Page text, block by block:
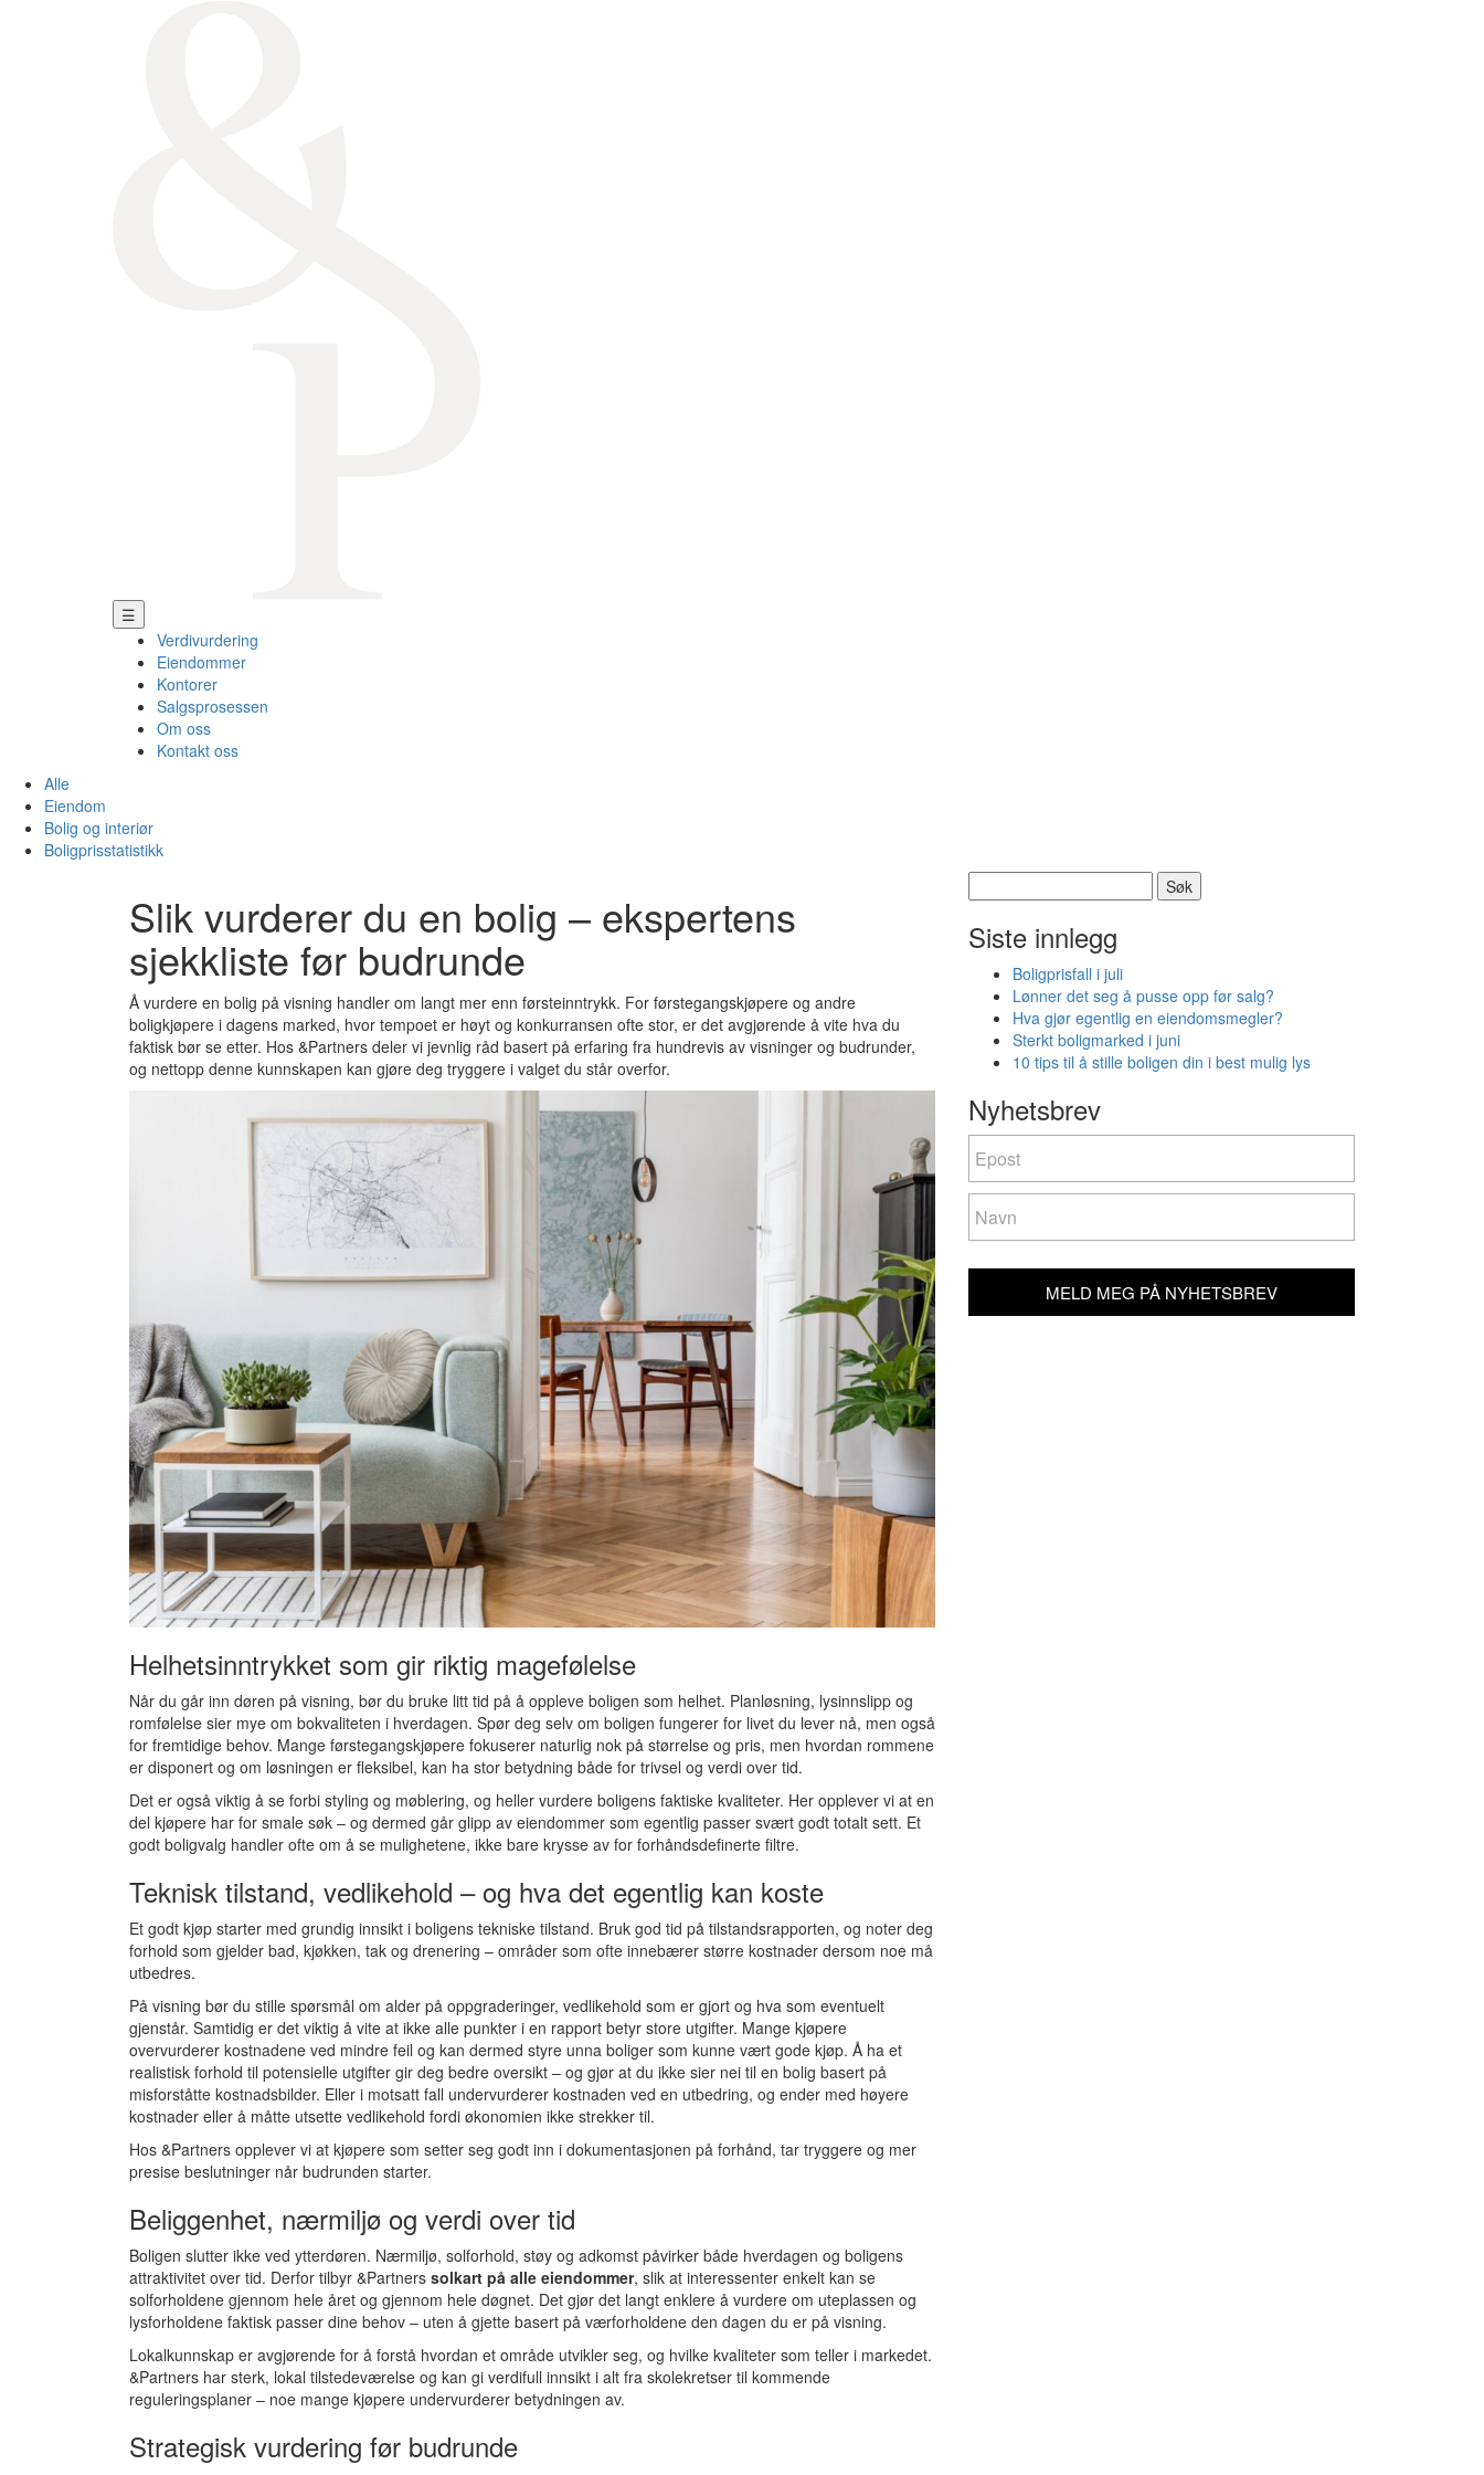
☰
Verdivurdering
Eiendommer
Kontorer
Salgsprosessen
Om oss
Kontakt oss
Alle
Eiendom
Bolig og interiør
Boligprisstatistikk
Slik vurderer du en bolig – ekspertens
sjekkliste før budrunde
Å vurdere en bolig på visning handler om langt mer enn førsteinntrykk. For førstegangskjøpere og andre
boligkjøpere i dagens marked, hvor tempoet er høyt og konkurransen ofte stor, er det avgjørende å vite hva du
faktisk bør se etter. Hos &Partners deler vi jevnlig råd basert på erfaring fra hundrevis av visninger og budrunder,
og nettopp denne kunnskapen kan gjøre deg tryggere i valget du står overfor.
Helhetsinntrykket som gir riktig magefølelse
Når du går inn døren på visning, bør du bruke litt tid på å oppleve boligen som helhet. Planløsning, lysinnslipp og
romfølelse sier mye om bokvaliteten i hverdagen. Spør deg selv om boligen fungerer for livet du lever nå, men også
for fremtidige behov. Mange førstegangskjøpere fokuserer naturlig nok på størrelse og pris, men hvordan rommene
er disponert og om løsningen er fleksibel, kan ha stor betydning både for trivsel og verdi over tid.
Det er også viktig å se forbi styling og møblering, og heller vurdere boligens faktiske kvaliteter. Her opplever vi at en
del kjøpere har for smale søk – og dermed går glipp av eiendommer som egentlig passer svært godt totalt sett. Et
godt boligvalg handler ofte om å se mulighetene, ikke bare krysse av for forhåndsdefinerte filtre.
Teknisk tilstand, vedlikehold – og hva det egentlig kan koste
Et godt kjøp starter med grundig innsikt i boligens tekniske tilstand. Bruk god tid på tilstandsrapporten, og noter deg
forhold som gjelder bad, kjøkken, tak og drenering – områder som ofte innebærer større kostnader dersom noe må
utbedres.
På visning bør du stille spørsmål om alder på oppgraderinger, vedlikehold som er gjort og hva som eventuelt
gjenstår. Samtidig er det viktig å vite at ikke alle punkter i en rapport betyr store utgifter. Mange kjøpere
overvurderer kostnadene ved mindre feil og kan dermed styre unna boliger som kunne vært gode kjøp. Å ha et
realistisk forhold til potensielle utgifter gir deg bedre oversikt – og gjør at du ikke sier nei til en bolig basert på
misforståtte kostnadsbilder. Eller i motsatt fall undervurderer kostnaden ved en utbedring, og ender med høyere
kostnader eller å måtte utsette vedlikehold fordi økonomien ikke strekker til.
Hos &Partners opplever vi at kjøpere som setter seg godt inn i dokumentasjonen på forhånd, tar tryggere og mer
presise beslutninger når budrunden starter.
Beliggenhet, nærmiljø og verdi over tid
Boligen slutter ikke ved ytterdøren. Nærmiljø, solforhold, støy og adkomst påvirker både hverdagen og boligens
attraktivitet over tid. Derfor tilbyr &Partners solkart på alle eiendommer, slik at interessenter enkelt kan se
solforholdene gjennom hele året og gjennom hele døgnet. Det gjør det langt enklere å vurdere om uteplassen og
lysforholdene faktisk passer dine behov – uten å gjette basert på værforholdene den dagen du er på visning.
Lokalkunnskap er avgjørende for å forstå hvordan et område utvikler seg, og hvilke kvaliteter som teller i markedet.
&Partners har sterk, lokal tilstedeværelse og kan gi verdifull innsikt i alt fra skolekretser til kommende
reguleringsplaner – noe mange kjøpere undervurderer betydningen av.
Strategisk vurdering før budrunde
etter:
Siste innlegg
Boligprisfall i juli
Lønner det seg å pusse opp før salg?
Hva gjør egentlig en eiendomsmegler?
Sterkt boligmarked i juni
10 tips til å stille boligen din i best mulig lys
Nyhetsbrev
Nyhetsbrev
you
are
human,
leave
MELD MEG PÅ NYHETSBREV